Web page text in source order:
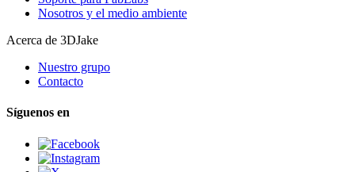
Nosotros y el medio ambiente
Acerca de 3DJake
Nuestro grupo
Contacto
Síguenos en